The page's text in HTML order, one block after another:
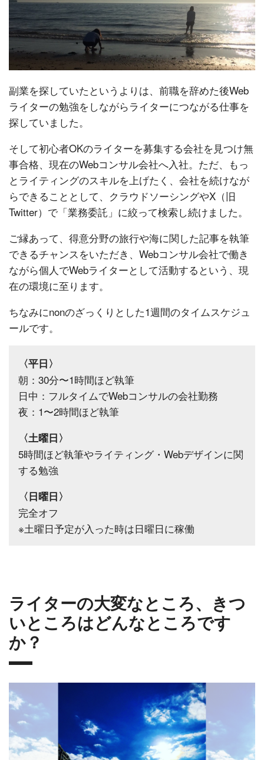
副業を探していたというよりは、前職を辞めた後Web
ライターの勉強をしながらライターにつながる仕事を
探していました。
そして初心者OKのライターを募集する会社を見つけ無
事合格、現在のWebコンサル会社へ入社。ただ、もっ
とライティングのスキルを上げたく、会社を続けなが
らできることとして、クラウドソーシングやX（旧
Twitter）で「業務委託」に絞って検索し続けました。
ご縁あって、得意分野の旅行や海に関した記事を執筆
できるチャンスをいただき、Webコンサル会社で働き
ながら個人でWebライターとして活動するという、現
在の環境に至ります。
ちなみにnonのざっくりとした1週間のタイムスケジュ
ールです。
〈平日〉
朝：30分〜1時間ほど執筆
日中：フルタイムでWebコンサルの会社勤務
夜：1〜2時間ほど執筆
〈土曜日〉
5時間ほど執筆やライティング・Webデザインに関
する勉強
〈日曜日〉
完全オフ
※土曜日予定が入った時は日曜日に稼働
ライターの大変なところ、きつ
いところはどんなところです
か？